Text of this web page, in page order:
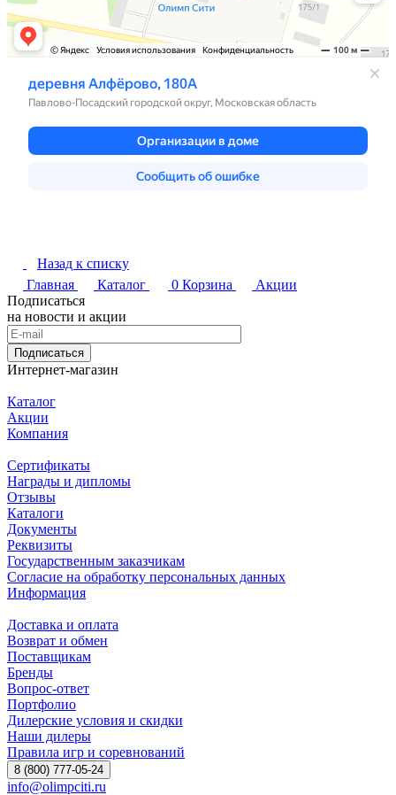
Назад к списку
Главная
Каталог 0 Корзина
Акции
Подписаться
на новости и акции
Подписаться
Интернет-магазин
Каталог
Акции
Компания
Сертификаты
Награды и дипломы
Отзывы
Каталоги
Документы
Реквизиты
Государственным заказчикам
Согласие на обработку персональных данных
Информация
Доставка и оплата
Возврат и обмен
Поставщикам
Бренды
Вопрос-ответ
Портфолио
Дилерские условия и скидки
Наши дилеры
Правила игр и соревнований
8 (800) 777-05-24
info@olimpciti.ru